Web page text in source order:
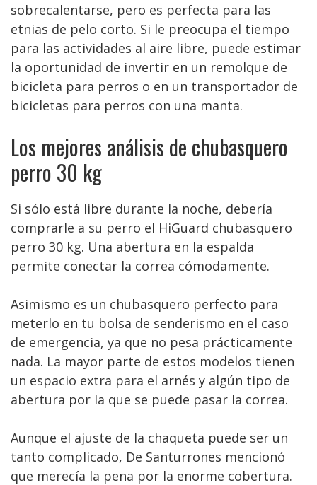
sobrecalentarse, pero es perfecta para las
etnias de pelo corto. Si le preocupa el tiempo
para las actividades al aire libre, puede estimar
la oportunidad de invertir en un remolque de
bicicleta para perros o en un transportador de
bicicletas para perros con una manta.
Los mejores análisis de chubasquero
perro 30 kg
Si sólo está libre durante la noche, debería
comprarle a su perro el HiGuard chubasquero
perro 30 kg. Una abertura en la espalda
permite conectar la correa cómodamente.
Asimismo es un chubasquero perfecto para
meterlo en tu bolsa de senderismo en el caso
de emergencia, ya que no pesa prácticamente
nada. La mayor parte de estos modelos tienen
un espacio extra para el arnés y algún tipo de
abertura por la que se puede pasar la correa.
Aunque el ajuste de la chaqueta puede ser un
tanto complicado, De Santurrones mencionó
que merecía la pena por la enorme cobertura.